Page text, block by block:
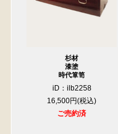
杉材
漆塗
時代箪笥
iD：ilb2258
16,500円
ご売約済